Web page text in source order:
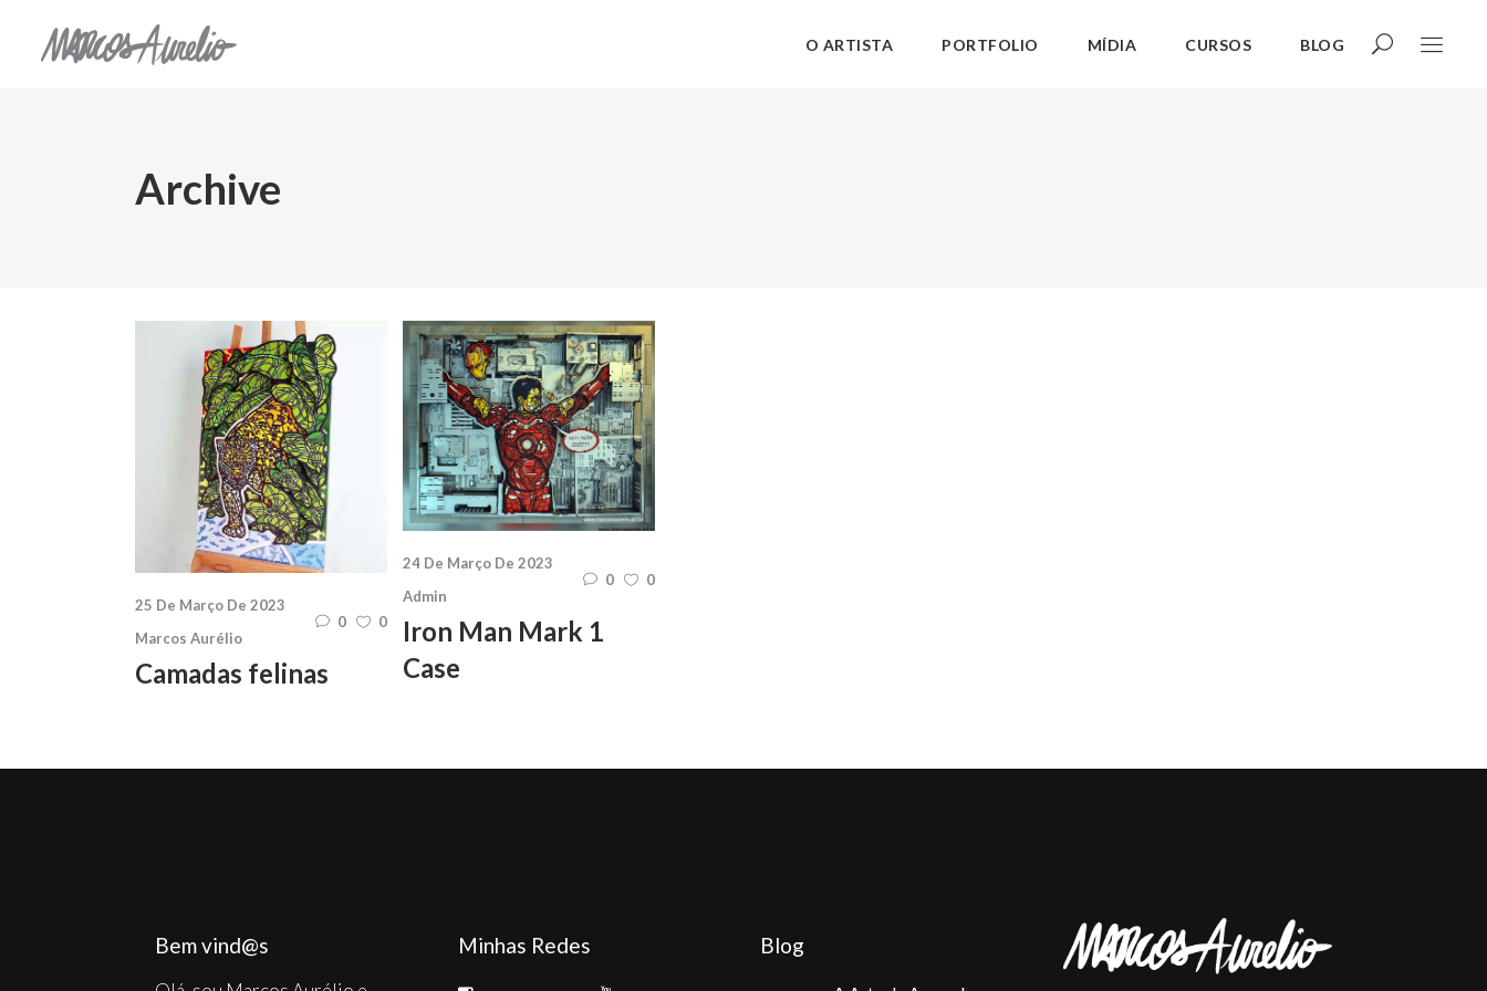
O ARTISTA PORTFOLIO MÍDIA CURSOS BLOG
Archive
25 De Março De 2023
Marcos Aurélio
0 0
Camadas felinas
24 De Março De 2023
Admin
0 0
Iron Man Mark 1
Case
Bem vind@s Minhas Redes Blog